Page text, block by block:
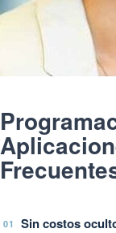
01 Sin costos